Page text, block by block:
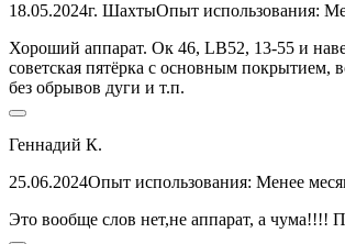
18.05.2024г. ШахтыОпыт использования:
Хороший аппарат. Ок 46, LB52, 13-55 и
советская пятёрка с основным покрытием,
без обрывов дуги и т.п.
Геннадий К.
25.06.2024Опыт использования: Менее
Это вообще слов нет,не аппарат, а чума!!!!